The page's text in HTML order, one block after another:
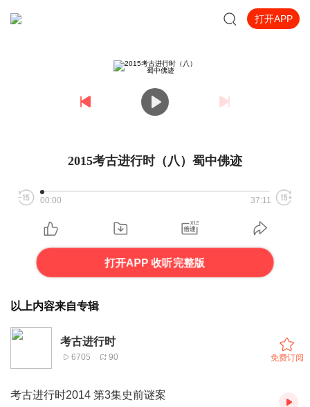
打开APP
2015考古进行时（八）蜀中佛迹
00:00 37:11
打开APP 收听完整版
以上内容来自专辑
考古进行时
6705 90 免费订阅
考古进行时2014 第3集史前谜案